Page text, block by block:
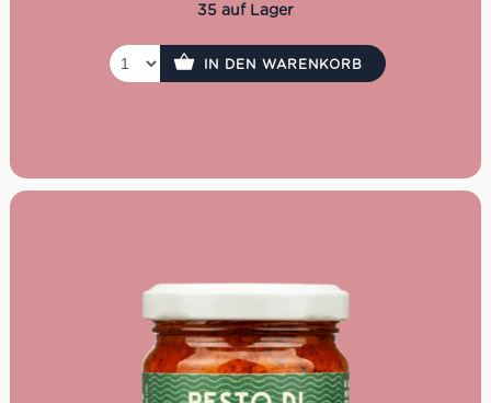
35 auf Lager
IN DEN WARENKORB